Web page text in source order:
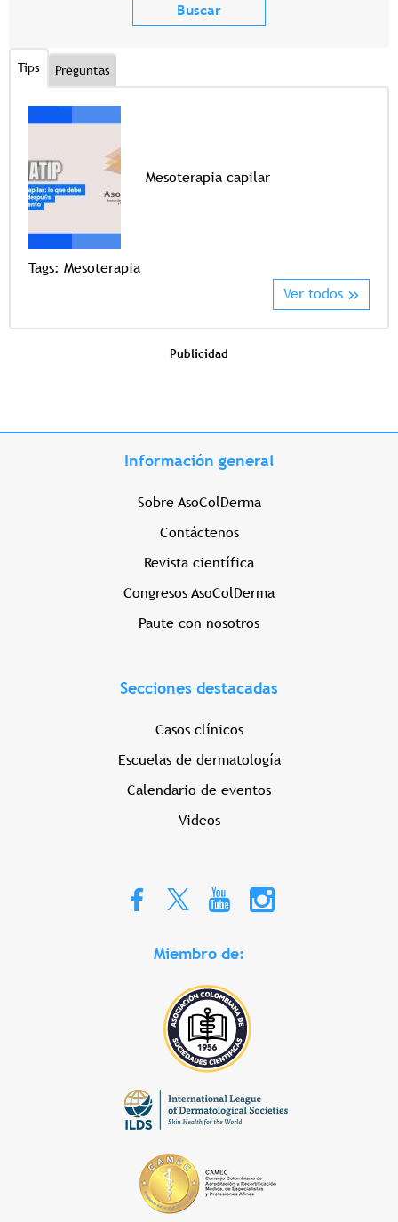
Tips Preguntas
Mesoterapia capilar
Tags: Mesoterapia
Ver todos
Publicidad
Información general
Sobre AsoColDerma
Contáctenos
Revista científica
Congresos AsoColDerma
Paute con nosotros
Secciones destacadas
Casos clínicos
Escuelas de dermatología
Calendario de eventos
Videos
Miembro de: